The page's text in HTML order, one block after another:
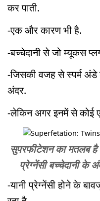
कर पाती.
-एक और कारण भी है.
-बच्चेदानी से जो म्यूकस
-जिसकी वजह से स्पर्म अंडे
अंदर.
-लेकिन अगर इनमें से कोई
सुपरफीटेशन का मतलब है
प्रेग्नेंसी बच्चेदानी के
-यानी प्रेग्नेंसी होने के